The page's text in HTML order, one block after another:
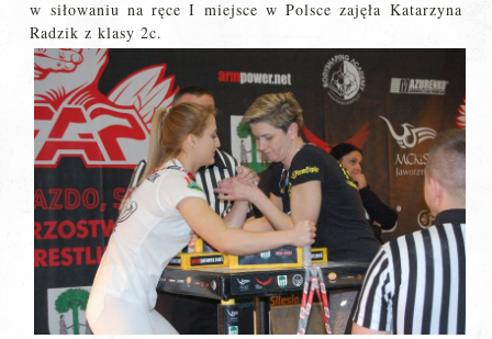
w siłowaniu na ręce I miejsce w Polsce zajęła Katarzyna
Radzik z klasy 2c.